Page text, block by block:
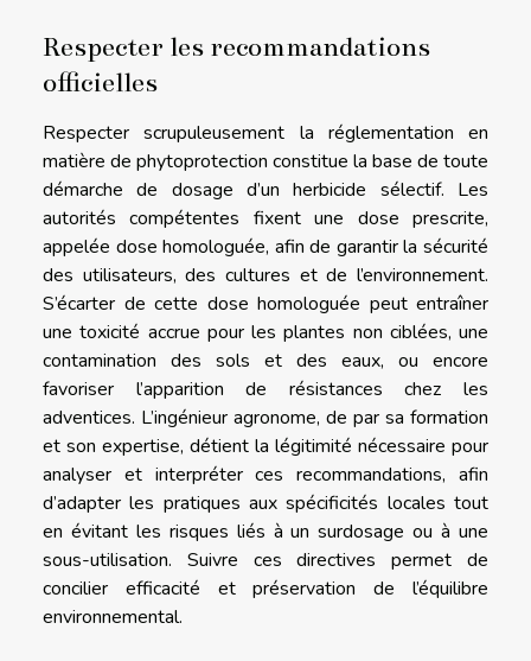
Respecter les recommandations
officielles
Respecter scrupuleusement la réglementation en
matière de phytoprotection constitue la base de toute
démarche de dosage d’un herbicide sélectif. Les
autorités compétentes fixent une dose prescrite,
appelée dose homologuée, afin de garantir la sécurité
des utilisateurs, des cultures et de l’environnement.
S’écarter de cette dose homologuée peut entraîner
une toxicité accrue pour les plantes non ciblées, une
contamination des sols et des eaux, ou encore
favoriser l’apparition de résistances chez les
adventices. L’ingénieur agronome, de par sa formation
et son expertise, détient la légitimité nécessaire pour
analyser et interpréter ces recommandations, afin
d’adapter les pratiques aux spécificités locales tout
en évitant les risques liés à un surdosage ou à une
sous-utilisation. Suivre ces directives permet de
concilier efficacité et préservation de l’équilibre
environnemental.